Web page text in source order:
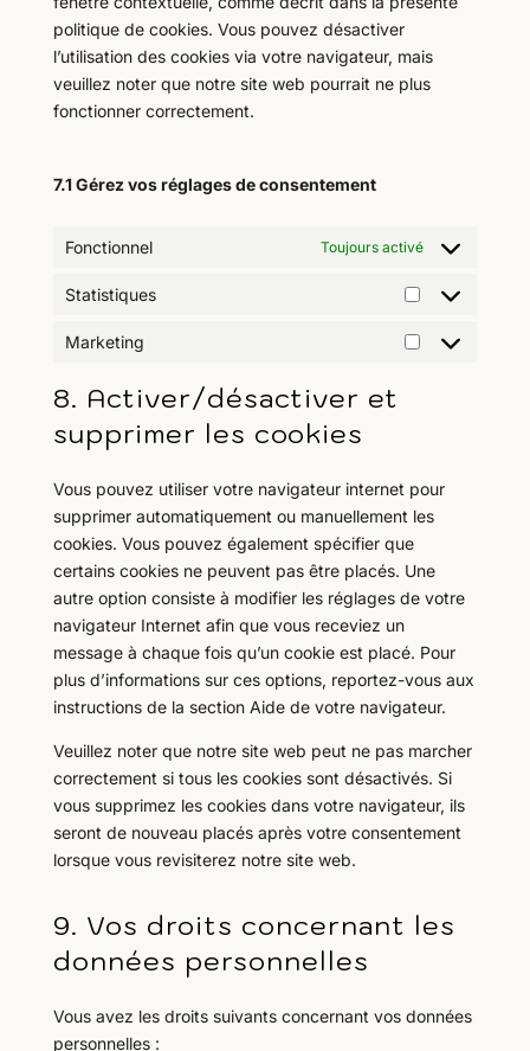
politique de cookies. Vous pouvez désactiver
l’utilisation des cookies via votre navigateur, mais
veuillez noter que notre site web pourrait ne plus
fonctionner correctement.
7.1 Gérez vos réglages de consentement
Fonctionnel Toujours activé
Statistiques
Statistiques
Marketing
Marketing
8. Activer/désactiver et
supprimer les cookies
Vous pouvez utiliser votre navigateur internet pour
supprimer automatiquement ou manuellement les
cookies. Vous pouvez également spécifier que
certains cookies ne peuvent pas être placés. Une
autre option consiste à modifier les réglages de votre
navigateur Internet afin que vous receviez un
message à chaque fois qu’un cookie est placé. Pour
plus d’informations sur ces options, reportez-vous aux
instructions de la section Aide de votre navigateur.
Veuillez noter que notre site web peut ne pas marcher
correctement si tous les cookies sont désactivés. Si
vous supprimez les cookies dans votre navigateur, ils
seront de nouveau placés après votre consentement
lorsque vous revisiterez notre site web.
9. Vos droits concernant les
données personnelles
Vous avez les droits suivants concernant vos données
personnelles :